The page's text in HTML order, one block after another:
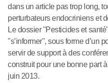
dans un article pas trop long,
perturbateurs endocriniens et
Le dossier "Pesticides et
"s’informer", sous forme d’un
servir de support à des
construit pour une bonne part
juin 2013.